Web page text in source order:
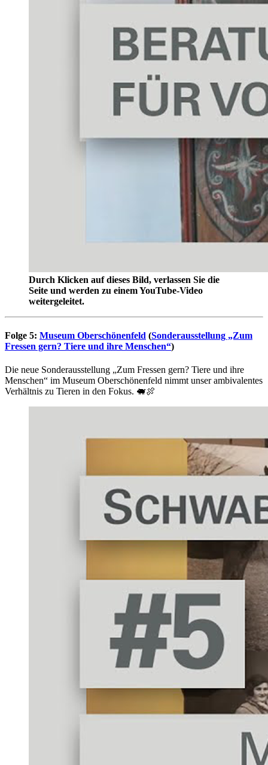
Durch Klicken auf dieses Bild, verlassen Sie die
Seite und werden zu einem YouTube-Video
weitergeleitet.
Folge 5: Museum Oberschönenfeld (Sonderausstellung „Zum
Fressen gern? Tiere und ihre Menschen“)
Die neue Sonderausstellung „Zum Fressen gern? Tiere und ihre
Menschen“ im Museum Oberschönenfeld nimmt unser ambivalentes
Verhältnis zu Tieren in den Fokus. 🐖🍖